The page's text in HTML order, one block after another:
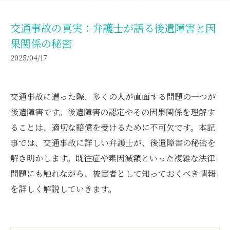
交通事故の真実：弁護士が語る後遺障害と因
果関係の秘密
2025/04/17
交通事故に遭った際、多くの人が直面する問題の一つが
後遺障害です。後遺障害の認定やその因果関係を理解す
ることは、適切な賠償を受けるために不可欠です。本記
事では、交通事故に詳しい弁護士が、後遺障害の秘密を
解き明かします。既往症や素因減額といった複雑な法律
問題にも触れながら、被害者として知っておくべき情報
を詳しく解説していきます。